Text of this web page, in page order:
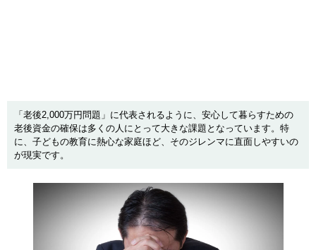
「老後2,000万円問題」に代表されるように、安心して暮らすための
老後資金の確保は多くの人にとって大きな課題となっています。特
に、子どもの教育に熱心な家庭ほど、そのジレンマに直面しやすいの
が現実です。